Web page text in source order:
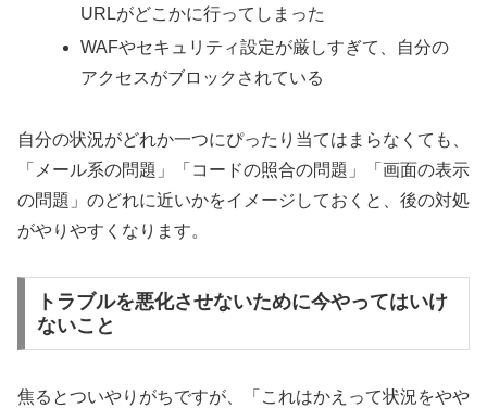
URLがどこかに行ってしまった
WAFやセキュリティ設定が厳しすぎて、自分の
アクセスがブロックされている
自分の状況がどれか一つにぴったり当てはまらなくても、
「メール系の問題」「コードの照合の問題」「画面の表示
の問題」のどれに近いかをイメージしておくと、後の対処
がやりやすくなります。
トラブルを悪化させないために今やってはいけ
ないこと
焦るとついやりがちですが、「これはかえって状況をやや